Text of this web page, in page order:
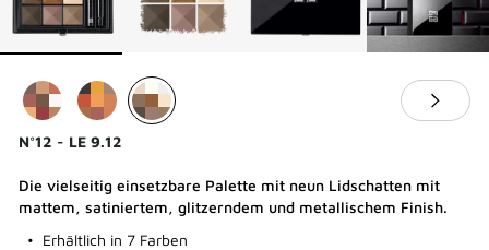
N°12 - LE 9.12
Die vielseitig einsetzbare Palette mit neun Lidschatten mit
mattem, satiniertem, glitzerndem und metallischem Finish.
Erhältlich in 7 Farben